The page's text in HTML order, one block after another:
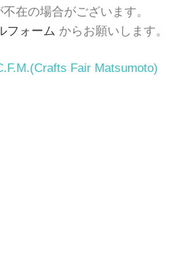
在の場合がございます。
フォーム からお願いします。
(Crafts Fair Matsumoto)